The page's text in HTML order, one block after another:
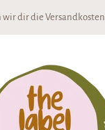
wir dir die